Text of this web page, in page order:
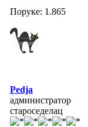
Поруке: 1.865
Pedja
администратор
староседелац